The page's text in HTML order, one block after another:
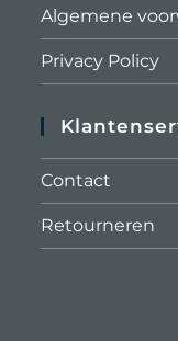
Algemene
Privacy Policy
Contact
Retourneren